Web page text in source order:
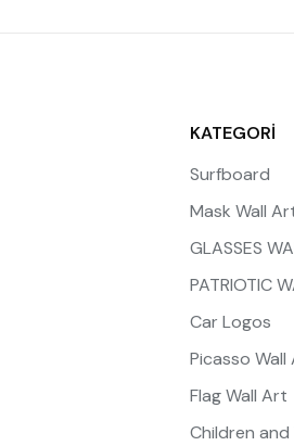
KATEGORİ
Surfboard
Mask Wall
GLASSES
PATRIOTIC
Car Logos
Picasso Wall
Flag Wall Art
Children